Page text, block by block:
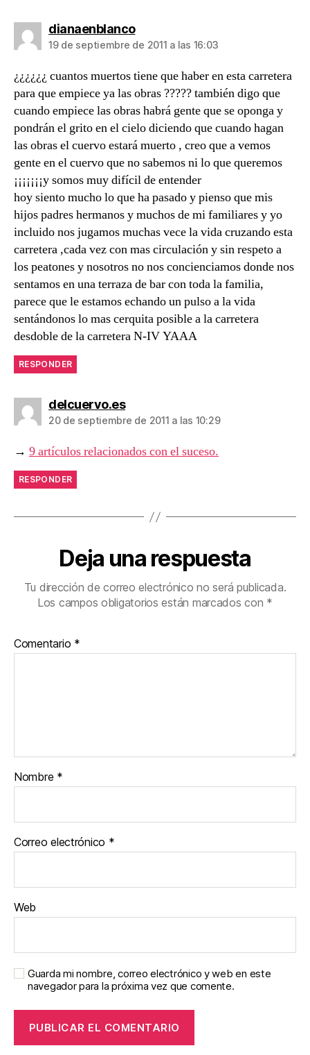
dianaenblancodice:
19 de septiembre de 2011 a las 16:03
¿¿¿¿¿¿ cuantos muertos tiene que haber en esta carretera
para que empiece ya las obras ????? también digo que
cuando empiece las obras habrá gente que se oponga y
pondrán el grito en el cielo diciendo que cuando hagan
las obras el cuervo estará muerto , creo que a vemos
gente en el cuervo que no sabemos ni lo que queremos
¡¡¡¡¡¡¡y somos muy difícil de entender
hoy siento mucho lo que ha pasado y pienso que mis
hijos padres hermanos y muchos de mi familiares y yo
incluido nos jugamos muchas vece la vida cruzando esta
carretera ,cada vez con mas circulación y sin respeto a
los peatones y nosotros no nos concienciamos donde nos
sentamos en una terraza de bar con toda la familia,
parece que le estamos echando un pulso a la vida
sentándonos lo mas cerquita posible a la carretera
desdoble de la carretera N-IV YAAA
RESPONDER
delcuervo.esdice:
20 de septiembre de 2011 a las 10:29
→ 9 artículos relacionados con el suceso.
RESPONDER
Deja una respuesta
Tu dirección de correo electrónico no será publicada.
Los campos obligatorios están marcados con *
Comentario *
Nombre *
Correo electrónico *
Web
Guarda mi nombre, correo electrónico y web en este
navegador para la próxima vez que comente.